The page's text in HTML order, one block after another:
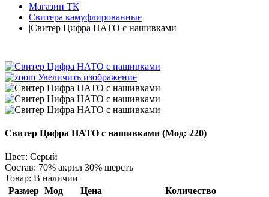
Магазин ТК|
Свитера камуфлированные
|Свитер Цифра НАТО с нашивками
Увеличить изображение
Свитер Цифра НАТО с нашивками (Мод: 220)
Цвет: Серый
Состав: 70% акрил 30% шерсть
Товар: В наличии
Размер Мод Цена
Количество